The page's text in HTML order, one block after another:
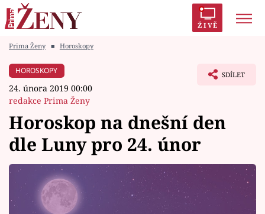
ŽIVĚ
Módní alarm
Témata
Celebrity
Vztahy
Prima Ženy ■ Horoskopy
HOROSKOPY
24. února 2019 00:00
redakce Prima Ženy
SDÍLET
Horoskop na dnešní den
dle Luny pro 24. únor